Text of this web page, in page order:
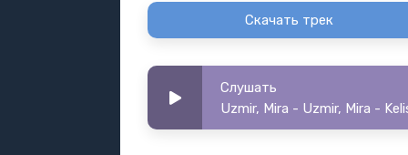
Скачать трек
Слушать
Uzmir, Mira - Uzmir, Mira -